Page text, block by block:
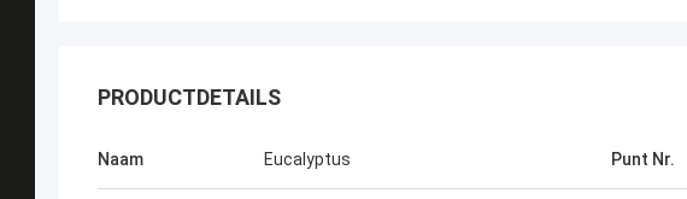
PRODUCTDETAILS
Naam Eucalyptus Punt Nr.